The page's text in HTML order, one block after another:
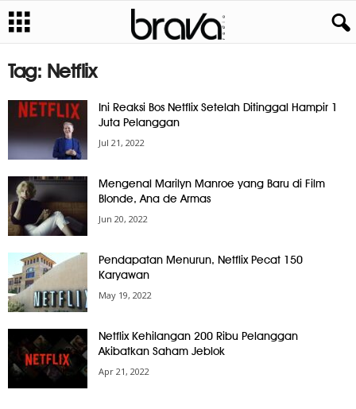
Tag: Netflix
Ini Reaksi Bos Netflix Setelah Ditinggal Hampir 1
Juta Pelanggan
Jul 21, 2022
Mengenal Marilyn Manroe yang Baru di Film
Blonde, Ana de Armas
Jun 20, 2022
Pendapatan Menurun, Netflix Pecat 150
Karyawan
May 19, 2022
Netflix Kehilangan 200 Ribu Pelanggan
Akibatkan Saham Jeblok
Apr 21, 2022